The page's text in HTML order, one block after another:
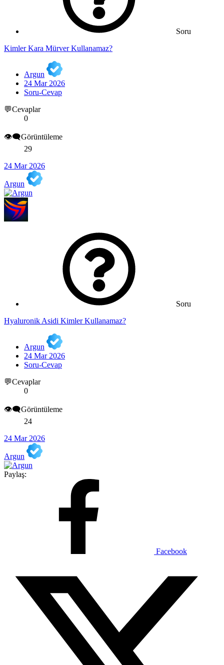
Soru
Kimler Kara Mürver Kullanamaz?
Argun
24 Mar 2026
Soru-Cevap
💬Cevaplar
0
👁️‍🗨️Görüntüleme
29
24 Mar 2026
Argun
Soru
Hyaluronik Asidi Kimler Kullanamaz?
Argun
24 Mar 2026
Soru-Cevap
💬Cevaplar
0
👁️‍🗨️Görüntüleme
24
24 Mar 2026
Argun
Paylaş:
Facebook